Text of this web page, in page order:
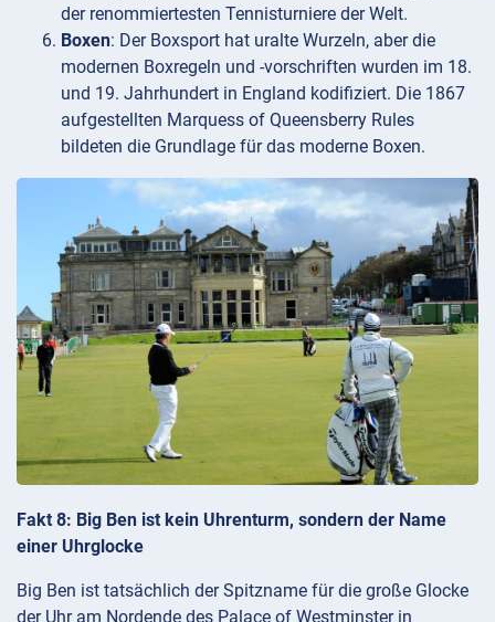
der renommiertesten Tennisturniere der Welt.
Boxen: Der Boxsport hat uralte Wurzeln, aber die
modernen Boxregeln und -vorschriften wurden im 18.
und 19. Jahrhundert in England kodifiziert. Die 1867
aufgestellten Marquess of Queensberry Rules
bildeten die Grundlage für das moderne Boxen.
Fakt 8: Big Ben ist kein Uhrenturm, sondern der Name
einer Uhrglocke
Big Ben ist tatsächlich der Spitzname für die große Glocke
der Uhr am Nordende des Palace of Westminster in